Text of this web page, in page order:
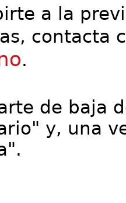
a la
contacta
.
de baja
y, una